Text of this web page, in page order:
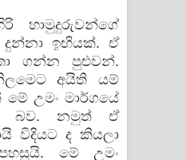
හාමුදුරුවන්ගේ
ඉඟියක්. ඒ
ගන්න පුළුවන්.
අයිති යම්
උමං මාර්ගයේ
බව. නමුත් ඒ
විදියට ද කියලා
මේ උමං